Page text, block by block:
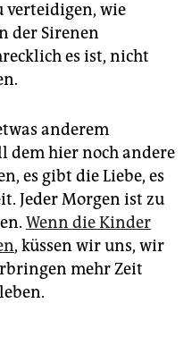
verteidigen, wie
der Sirenen
es ist, nicht
anderem
dem hier noch andere
es gibt die Liebe, es
Jeder Morgen ist zu
Wenn die Kinder
, küssen wir uns, wir
mehr Zeit